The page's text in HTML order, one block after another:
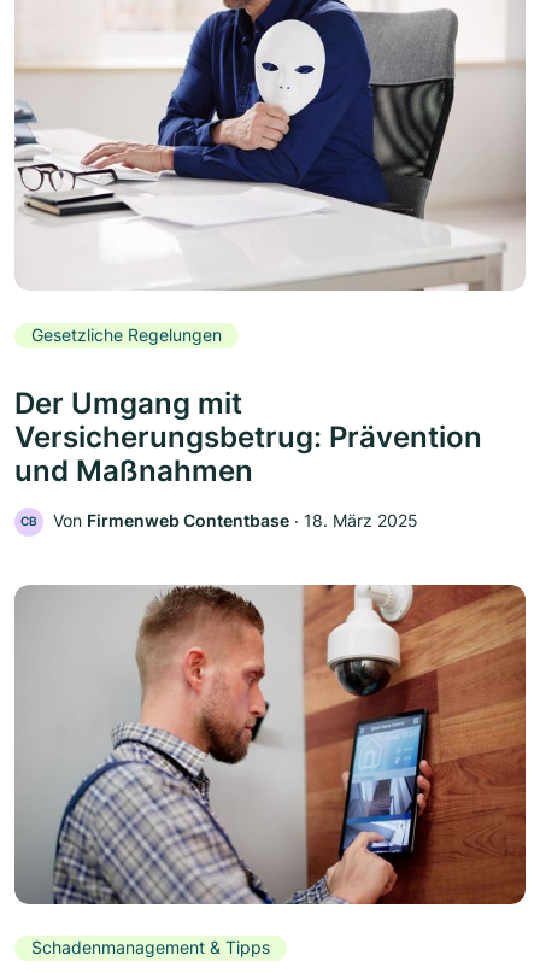
Gesetzliche Regelungen
Der Umgang mit
Versicherungsbetrug: Prävention
und Maßnahmen
CB Von Firmenweb Contentbase ‧ 18. März 2025
Schadenmanagement & Tipps